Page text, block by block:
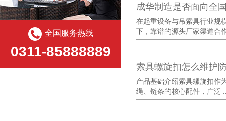
成华制造是否面向全
在起重设备与吊索具行业规
下，靠谱的源头厂家渠道合
索具螺旋扣怎么维护
产品基础介绍索具螺旋扣作
绳、链条的核心配件，广泛
全国服务热线
0311-85888889